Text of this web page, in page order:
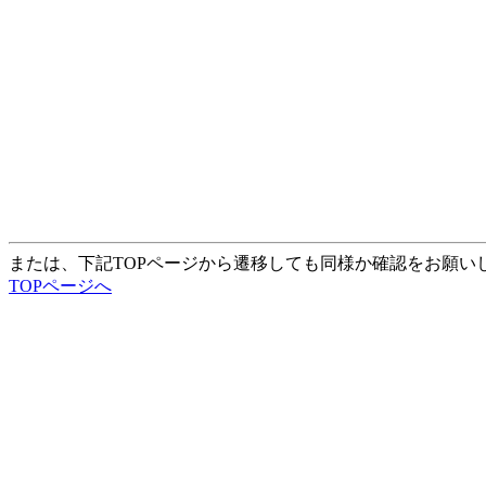
または、下記TOPページから遷移しても同様か確認をお願い
TOPページへ